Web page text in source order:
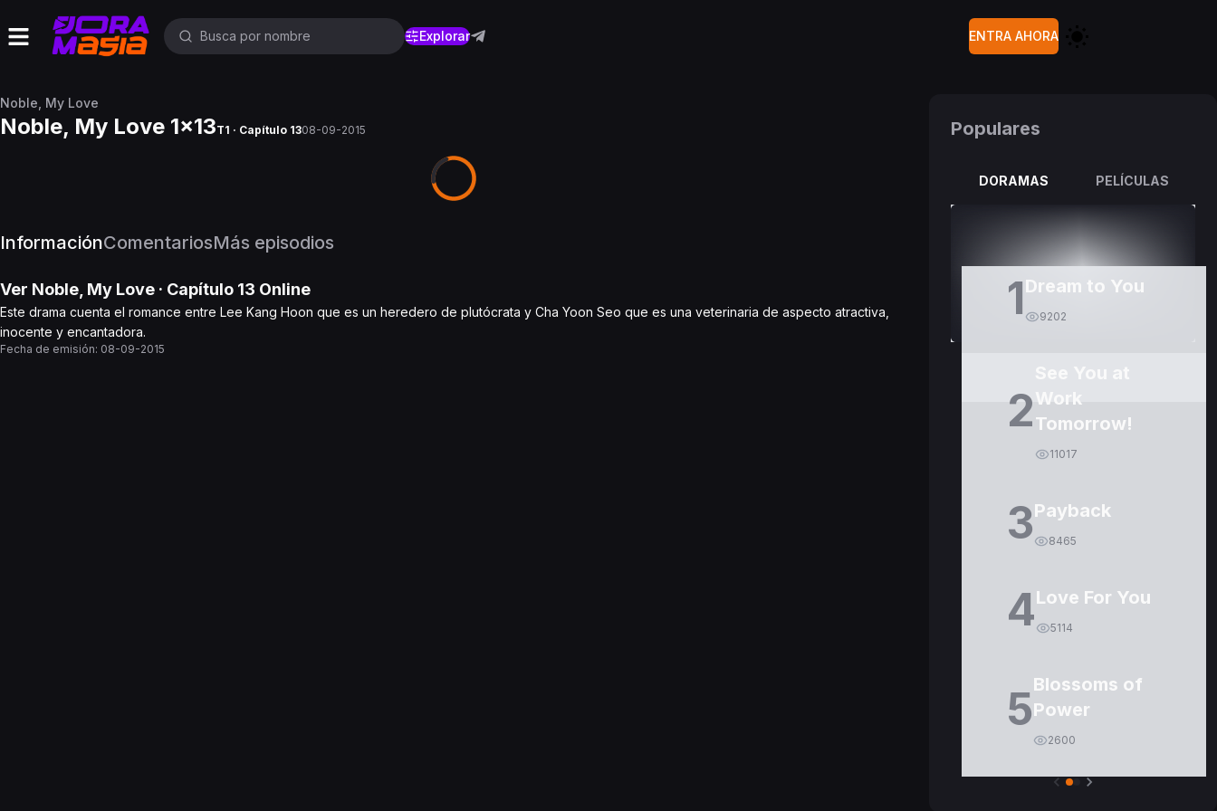
Explorar ENTRA AHORA
Noble, My Love
Noble, My Love 1x13T1 · Capítulo 1308-09-2015
InformaciónComentariosMás episodios
Ver Noble, My Love · Capítulo 13 Online
Este drama cuenta el romance entre Lee Kang Hoon que es un heredero de plutócrata y Cha Yoon Seo que es una veterinaria de aspecto atractiva,
inocente y encantadora.
Fecha de emisión: 08-09-2015
Populares
DORAMAS PELÍCULAS
1Dream to You
9202
2Work
Tomorrow!
11017
3Payback
8465
4Love For You
5114
5Blossoms of
Power
2600